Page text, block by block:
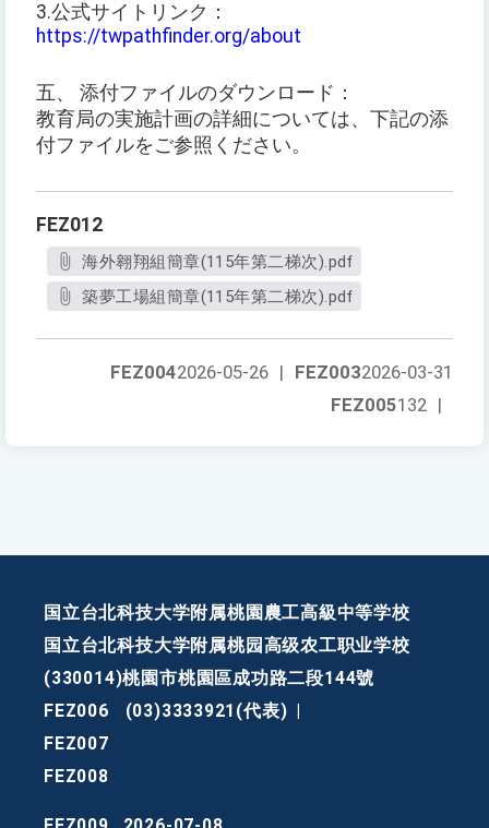
3.公式サイトリンク：
https://twpathfinder.org/about
五、 添付ファイルのダウンロード：
教育局の実施計画の詳細については、下記の添
付ファイルをご参照ください。
FEZ012
海外翱翔組簡章(115年第二梯次).pdf
築夢工場組簡章(115年第二梯次).pdf
FEZ0032026-03-31
FEZ0042026-05-26 |
FEZ005132 |
国立台北科技大学附属桃園農工高級中等学校
国立台北科技大学附属桃园高级农工职业学校
(330014)桃園市桃園區成功路二段144號
FEZ006
(03)3333921(代表)
FEZ007
FEZ008